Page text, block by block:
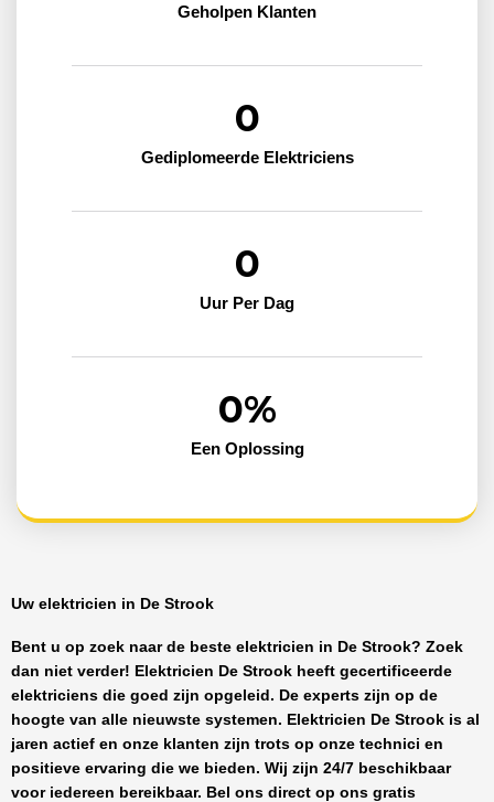
Geholpen Klanten
Gediplomeerde Elektriciens
0
Uur Per Dag
0
Een Oplossing
0%
Uw elektricien in De Strook
Bent u op zoek naar de beste elektricien in De Strook? Zoek
dan niet verder! Elektricien De Strook heeft gecertificeerde
elektriciens die goed zijn opgeleid. De experts zijn op de
hoogte van alle nieuwste systemen. Elektricien De Strook is al
jaren actief en onze klanten zijn trots op onze technici en
positieve ervaring die we bieden. Wij zijn 24/7 beschikbaar
voor iedereen bereikbaar. Bel ons direct op ons gratis